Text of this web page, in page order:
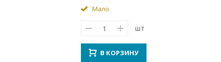
Мало
шт
В КОРЗИНУ